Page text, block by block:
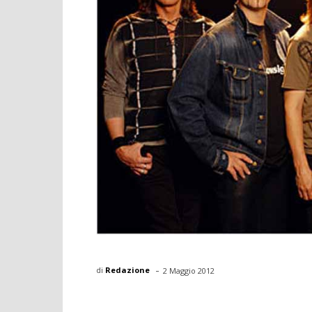
di Redazione - 2 Maggio 2012